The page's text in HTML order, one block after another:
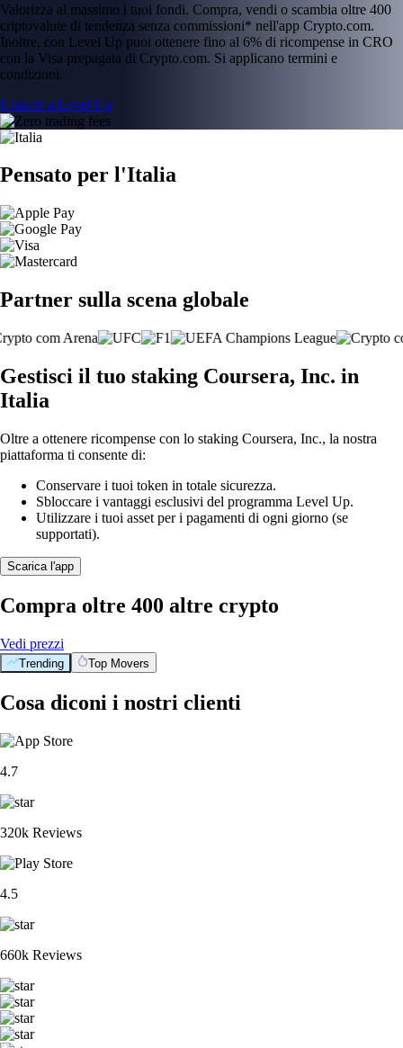
Valorizza al massimo i tuoi fondi. Compra, vendi o scambia oltre 400
criptovalute di tendenza senza commissioni* nell'app Crypto.com.
Inoltre, con Level Up puoi ottenere fino al 6% di ricompense in CRO
con la Visa prepagata di Crypto.com. Si applicano termini e
condizioni.
Unisciti a Level Up
Pensato per l'Italia
Partner sulla scena globale
Gestisci il tuo staking Coursera, Inc. in
Italia
Oltre a ottenere ricompense con lo staking Coursera, Inc., la nostra
piattaforma ti consente di:
Conservare i tuoi token in totale sicurezza.
Sbloccare i vantaggi esclusivi del programma Level Up.
Utilizzare i tuoi asset per i pagamenti di ogni giorno (se
supportati).
Scarica l'app
Compra oltre 400 altre crypto
Vedi prezzi
Trending Top Movers
Cosa diconi i nostri clienti
4.7
320k Reviews
4.5
660k Reviews